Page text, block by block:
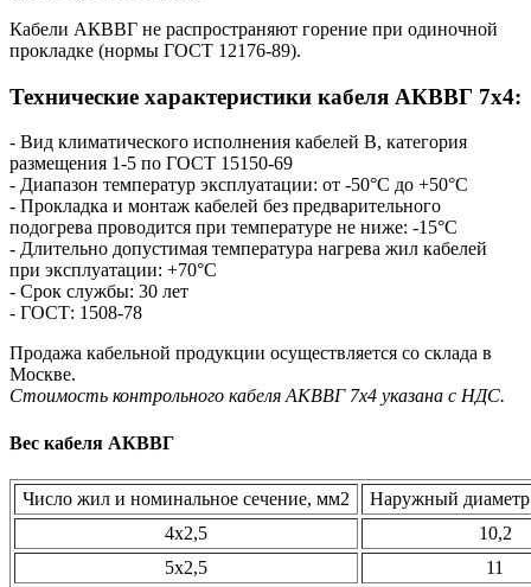
Кабели АКВВГ не распространяют горение при одиночной
прокладке (нормы ГОСТ 12176-89).
Технические характеристики кабеля AКВВГ 7х4:
- Вид климатического исполнения кабелей В, категория
размещения 1-5 по ГОСТ 15150-69
- Диапазон температур эксплуатации: от -50°С до +50°С
- Прокладка и монтаж кабелей без предварительного
подогрева проводится при температуре не ниже: -15°С
- Длительно допустимая температура нагрева жил кабелей
при эксплуатации: +70°С
- Срок службы: 30 лет
- ГОСТ: 1508-78
Продажа кабельной продукции осуществляется со склада в
Москве.
Стоимость контрольного кабеля AКВВГ 7х4 указана с НДС.
Вес кабеля АКВВГ
Число жил и номинальное сечение, мм2
Наружный диаметр
4х2,5
10,2
5х2,5
11